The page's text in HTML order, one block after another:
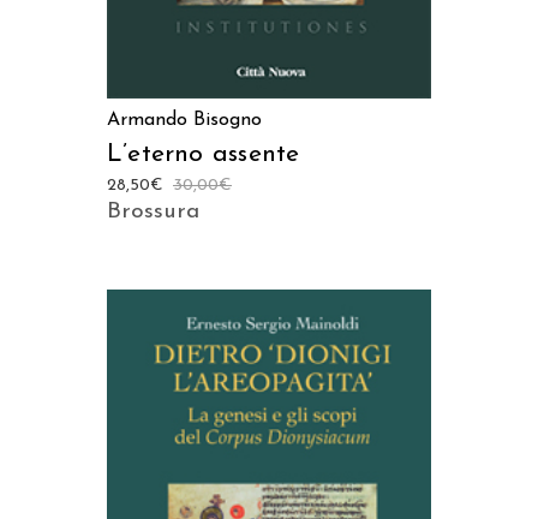
Armando Bisogno
L’eterno assente
30,00€
28,50€
Brossura